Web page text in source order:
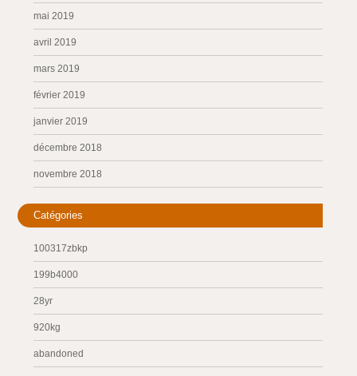
mai 2019
avril 2019
mars 2019
février 2019
janvier 2019
décembre 2018
novembre 2018
Catégories
100317zbkp
199b4000
28yr
920kg
abandoned